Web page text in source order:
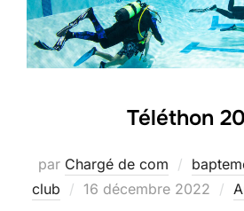
Téléthon
par Chargé de com
club
Publié
16 décembre 2022